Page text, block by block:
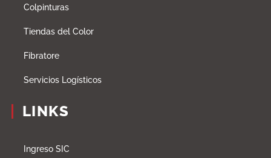
Colpinturas
Tiendas del Color
Fibratore
Servicios Logísticos
LINKS
Ingreso SIC